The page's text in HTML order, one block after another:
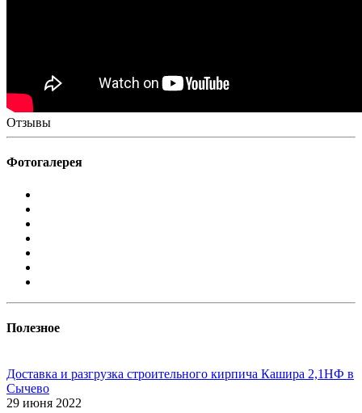
Отзывы
Фотогалерея
Полезное
Доставка и разгрузка строительного кирпича Кашира 2,1НФ в
Сычево
29 июня 2022